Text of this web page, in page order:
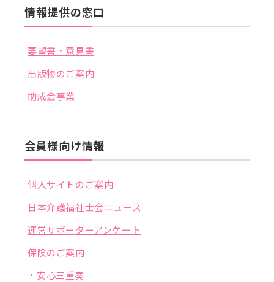
情報提供の窓口
要望書・意見書
出版物のご案内
助成金事業
会員様向け情報
個人サイトのご案内
日本介護福祉士会ニュース
運営サポーターアンケート
保険のご案内
安心三重奏